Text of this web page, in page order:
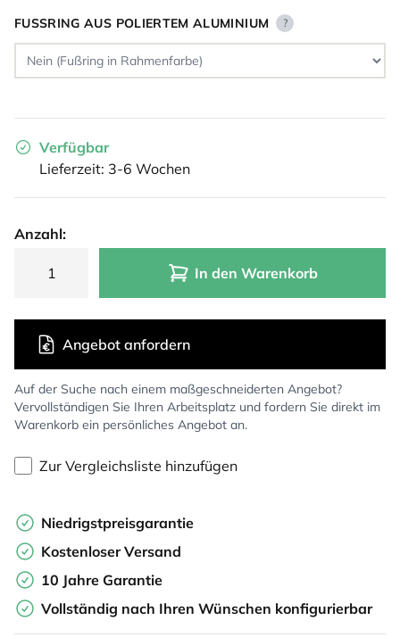
FUSSRING AUS POLIERTEM ALUMINIUM ?
Verfügbar
Lieferzeit: 3-6 Wochen
Anzahl:
In den Warenkorb
Auf der Suche nach einem maßgeschneiderten Angebot?
Vervollständigen Sie Ihren Arbeitsplatz und fordern Sie direkt im
Warenkorb ein persönliches Angebot an.
Angebot anfordern
Zur Vergleichsliste hinzufügen
Niedrigstpreisgarantie
Kostenloser Versand
10 Jahre Garantie
Vollständig nach Ihren Wünschen konfigurierbar